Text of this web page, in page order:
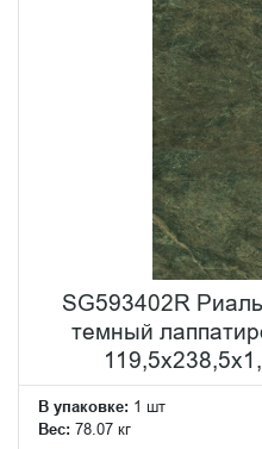
SG593402R
темный
В упаковке: 1 шт
Вес: 78.07 кг